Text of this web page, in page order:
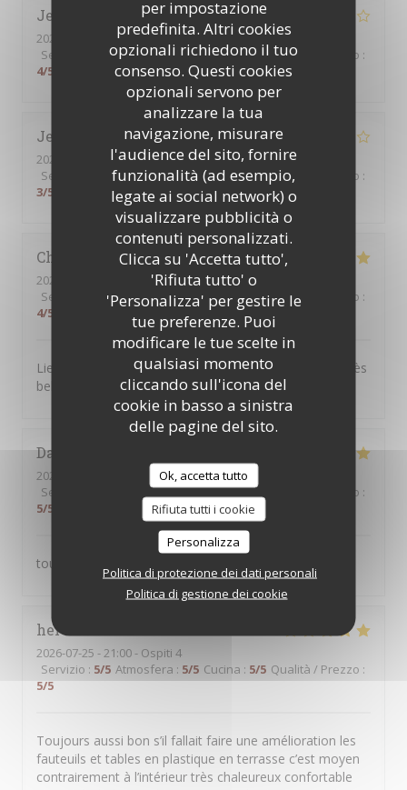
per impostazione
predefinita. Altri cookies
opzionali richiedono il tuo
consenso. Questi cookies
opzionali servono per
analizzare la tua
navigazione, misurare
l'audience del sito, fornire
funzionalità (ad esempio,
legate ai social network) o
visualizzare pubblicità o
contenuti personalizzati.
Clicca su 'Accetta tutto',
'Rifiuta tutto' o
'Personalizza' per gestire le
tue preferenze. Puoi
modificare le tue scelte in
qualsiasi momento
cliccando sull'icona del
cookie in basso a sinistra
delle pagine del sito.
Ok, accetta tutto
Rifiuta tutti i cookie
Personalizza
Politica di protezione dei dati personali
Politica di gestione dei cookie
Jenny
2026-08-01
- 13:00 - Ospiti 2
Servizio
/5 Atmosfera: 4/5 Cucina:5/5 Qualità / Prezzo :
4/5
Jean-Marc B
2026-07-30
- 12:00 - Ospiti 4
Servizio
Atmosfera:4/5 Cucina:5/5 Qualità / Prezzo :
3/5
Christel
2026-07-25
- 13:00 - Ospiti 3
Servizio
/5 Atmosfera:5/5 Cucina: 4/5 Qualità / Prezzo :
4/5
Lieu très agréable. Personnel souriant et à l’écoute. Très
belle expérience.
Daniel
2026-07-26
- 12:30 - Ospiti 2
Servizio
Atmosfera:5/5 Cucina:5/5 Qualità / Prezzo :
5/5
toujours satisfait
hervé
2026-07-25 - 21:00 - Ospiti 4
Servizio : 5/5 Atmosfera : 5/5 Cucina : 5/5 Qualità / Prezzo :
5/5
Toujours aussi bon s’il fallait faire une amélioration les
fauteuils et tables en plastique en terrasse c’est moyen
contrairement à l’intérieur très chaleureux confortable